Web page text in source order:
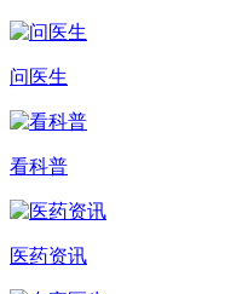
问医生
看科普
医药资讯